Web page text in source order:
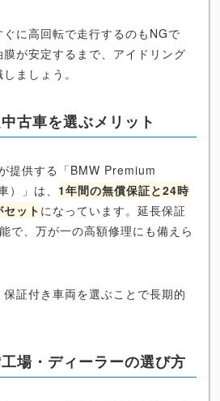
に高回転で走行するのもNGで
が安定するまで、アイドリング
ましょう。
古車を選ぶメリット
提供する「BMW Premium
」は、 1年間の無償保証と24時
ット になっています。延長保証
で、万が一の高額修理にも備えら
証付き車両を選ぶことで長期的
場・ディーラーの選び方